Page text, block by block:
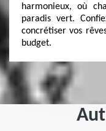
harmonieux, où
paradis vert.
concrétiser vos
budget.